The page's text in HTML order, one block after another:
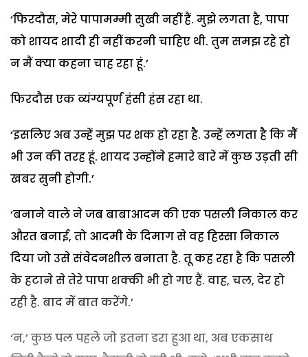
‘फिरदौस, मेरे पापामम्मी सुखी नहीं हैं. मुझे लगता है, पापा
को शायद शादी ही नहीं करनी चाहिए थी. तुम समझ रहे हो
न मैं क्या कहना चाह रहा हूं.’
फिरदौस एक व्यंग्यपूर्ण हंसी हंस रहा था.
‘इसलिए अब उन्हें मुझ पर शक हो रहा है. उन्हें लगता है कि मैं
भी उन की तरह हूं. शायद उन्होंने हमारे बारे में कुछ उड़ती सी
खबर सुनी होगी.’
‘बनाने वाले ने जब बाबाआदम की एक पसली निकाल कर
औरत बनाई, तो आदमी के दिमाग से वह हिस्सा निकाल
दिया जो उसे संवेदनशील बनाता है. तू कह रहा है कि पसली
के हटाने से तेरे पापा शक्की भी हो गए हैं. वाह, चल, देर हो
रही है. बाद में बात करेंगे.’
‘न,’ कुछ पल पहले जो इतना डरा हुआ था, अब एकसाथ